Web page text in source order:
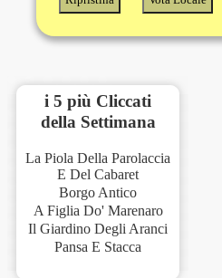
i 5 più Cliccati
della Settimana
La Piola Della Parolaccia
E Del Cabaret
Borgo Antico
A Figlia Do' Marenaro
Il Giardino Degli Aranci
Pansa E Stacca